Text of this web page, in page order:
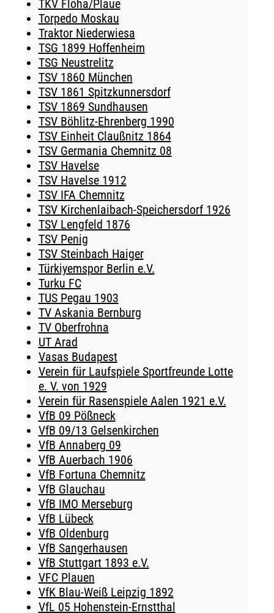
TKV Flöha/Plaue
Torpedo Moskau
Traktor Niederwiesa
TSG 1899 Hoffenheim
TSG Neustrelitz
TSV 1860 München
TSV 1861 Spitzkunnersdorf
TSV 1869 Sundhausen
TSV Böhlitz-Ehrenberg 1990
TSV Einheit Claußnitz 1864
TSV Germania Chemnitz 08
TSV Havelse
TSV Havelse 1912
TSV IFA Chemnitz
TSV Kirchenlaibach-Speichersdorf 1926
TSV Lengfeld 1876
TSV Penig
TSV Steinbach Haiger
Türkiyemspor Berlin e.V.
Turku FC
TUS Pegau 1903
TV Askania Bernburg
TV Oberfrohna
UT Arad
Vasas Budapest
Verein für Laufspiele Sportfreunde Lotte
e. V. von 1929
Verein für Rasenspiele Aalen 1921 e.V.
VfB 09 Pößneck
VfB 09/13 Gelsenkirchen
VfB Annaberg 09
VfB Auerbach 1906
VfB Fortuna Chemnitz
VfB Glauchau
VfB IMO Merseburg
VfB Lübeck
VfB Oldenburg
VfB Sangerhausen
VfB Stuttgart 1893 e.V.
VFC Plauen
VfK Blau-Weiß Leipzig 1892
VfL 05 Hohenstein-Ernstthal